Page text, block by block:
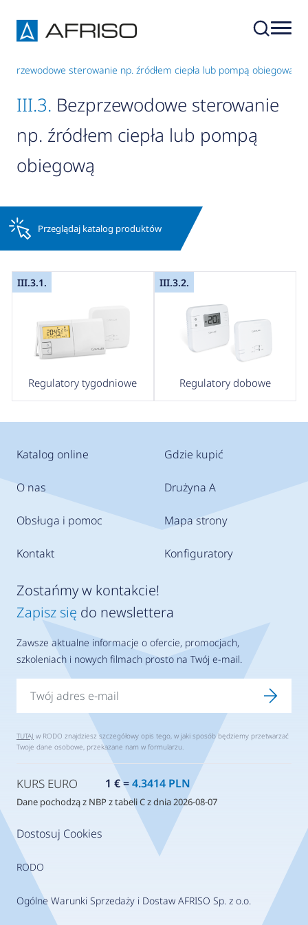
sterowanie np. źródłem ciepła lub pompą obiegową
III.3. Bezprzewodowe sterowanie
np. źródłem ciepła lub pompą
obiegową
Przeglądaj katalog produktów
III.3.1.
Regulatory tygodniowe
III.3.2.
Regulatory dobowe
Katalog online
O nas
Obsługa i pomoc
Kontakt
Gdzie kupić
Drużyna A
Mapa strony
Konfiguratory
Dostosuj Cookies
RODO
Ogólne Warunki Sprzedaży i Dostaw AFRISO Sp. z o.o.
Zostańmy w kontakcie!
Zapisz się do newslettera
Zawsze aktualne informacje o ofercie, promocjach,
szkoleniach i nowych filmach prosto na Twój e-mail.
TUTAJ w RODO znajdziesz szczegółowy opis tego, w jaki sposób będziemy przetwarzać
Twoje dane osobowe, przekazane nam w formularzu.
KURS EURO 1 € =4.3414 PLN
Dane pochodzą z NBP z tabeli C z dnia 2026-08-07